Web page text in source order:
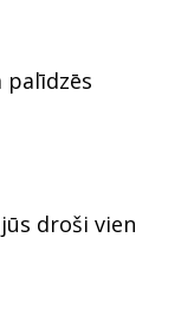
droši vien